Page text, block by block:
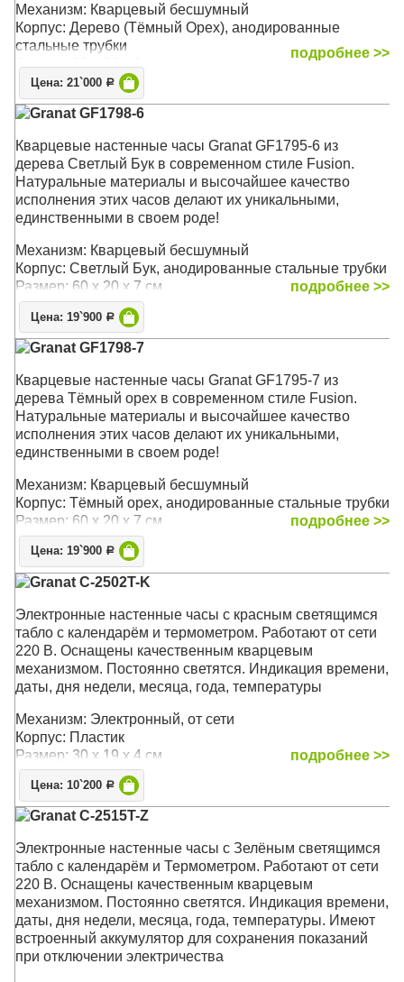
Механизм: Кварцевый бесшумный
Корпус: Дерево (Тёмный Орех), анодированные
стальные трубки
Размер: 58 х 22 х 9 см
подробнее >>
Цена: 21`000 Р
Granat GF1798-6
Кварцевые настенные часы Granat GF1795-6 из
дерева Светлый Бук в современном стиле Fusion.
Натуральные материалы и высочайшее качество
исполнения этих часов делают их уникальными,
единственными в своем роде!
Механизм: Кварцевый бесшумный
Корпус: Светлый Бук, анодированные стальные трубки
Размер: 60 х 20 х 7 см
подробнее >>
Цена: 19`900 Р
Granat GF1798-7
Кварцевые настенные часы Granat GF1795-7 из
дерева Тёмный орех в современном стиле Fusion.
Натуральные материалы и высочайшее качество
исполнения этих часов делают их уникальными,
единственными в своем роде!
Механизм: Кварцевый бесшумный
Корпус: Тёмный орех, анодированные стальные трубки
Размер: 60 х 20 х 7 см
подробнее >>
Цена: 19`900 Р
Granat C-2502T-K
Электронные настенные часы с красным светящимся
табло с календарём и термометром. Работают от сети
220 В. Оснащены качественным кварцевым
механизмом. Постоянно светятся. Индикация времени,
даты, дня недели, месяца, года, температуры
Механизм: Электронный, от сети
Корпус: Пластик
Размер: 30 x 19 x 4 см
подробнее >>
Цена: 10`200 Р
Granat C-2515T-Z
Электронные настенные часы с Зелёным светящимся
табло с календарём и Термометром. Работают от сети
220 В. Оснащены качественным кварцевым
механизмом. Постоянно светятся. Индикация времени,
даты, дня недели, месяца, года, температуры. Имеют
встроенный аккумулятор для сохранения показаний
при отключении электричества